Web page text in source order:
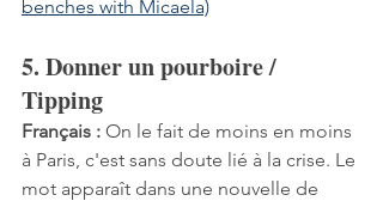
benches with Micaela)
5. Donner un pourboire /
Tipping
Français : On le fait de moins en moins
à Paris, c'est sans doute lié à la crise. Le
mot apparaît dans une nouvelle de